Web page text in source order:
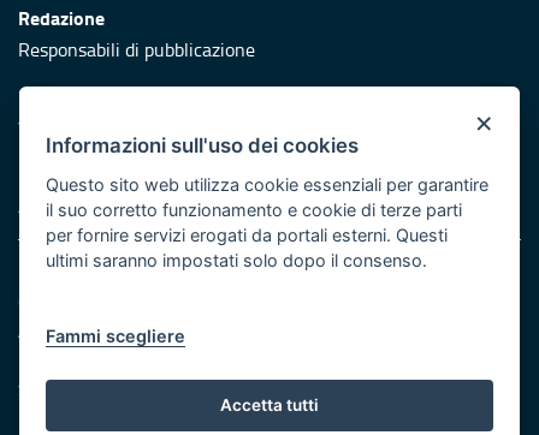
Redazione
Responsabili di pubblicazione
Protezione civile
Vai al sito di Protezione Civile Puglia
Iniziativa finanziata con risorse del POR Puglia 2014/2020 -
Asse XI
Note legali
Cookie e privacy
Atti di notifica
Servizi Intranet
×
Informazioni sull'uso dei cookies
Questo sito web utilizza cookie essenziali per garantire
il suo corretto funzionamento e cookie di terze parti
per fornire servizi erogati da portali esterni. Questi
ultimi saranno impostati solo dopo il consenso.
Fammi scegliere
Accetta tutti